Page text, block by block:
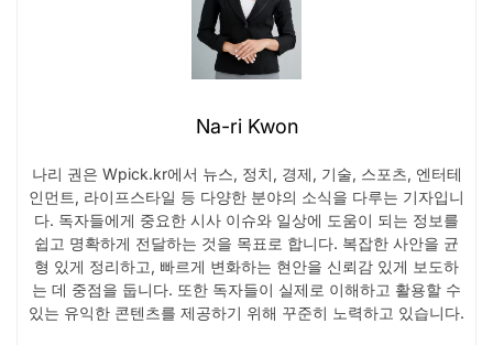
Na-ri Kwon
나리 권은 Wpick.kr에서 뉴스, 정치, 경제, 기술, 스포츠, 엔터테
인먼트, 라이프스타일 등 다양한 분야의 소식을 다루는 기자입니
다. 독자들에게 중요한 시사 이슈와 일상에 도움이 되는 정보를
쉽고 명확하게 전달하는 것을 목표로 합니다. 복잡한 사안을 균
형 있게 정리하고, 빠르게 변화하는 현안을 신뢰감 있게 보도하
는 데 중점을 둡니다. 또한 독자들이 실제로 이해하고 활용할 수
있는 유익한 콘텐츠를 제공하기 위해 꾸준히 노력하고 있습니다.